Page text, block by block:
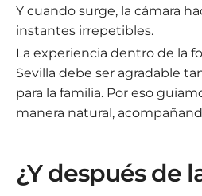
Y cuando surge, la cámara
instantes irrepetibles.
La experiencia dentro de la
Sevilla debe ser agradable
para la familia. Por eso
manera natural,
¿Y después de